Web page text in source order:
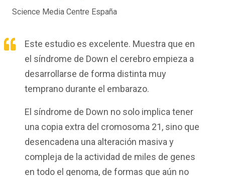
Science Media Centre España
Este estudio es excelente. Muestra que en
el síndrome de Down el cerebro empieza a
desarrollarse de forma distinta muy
temprano durante el embarazo.
El síndrome de Down no solo implica tener
una copia extra del cromosoma 21, sino que
desencadena una alteración masiva y
compleja de la actividad de miles de genes
en todo el genoma, de formas que aún no